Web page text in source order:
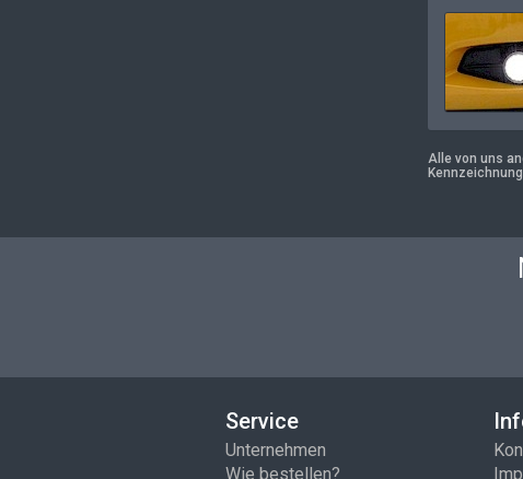
Alle von uns
Service
Unternehmen
Wie bestellen?